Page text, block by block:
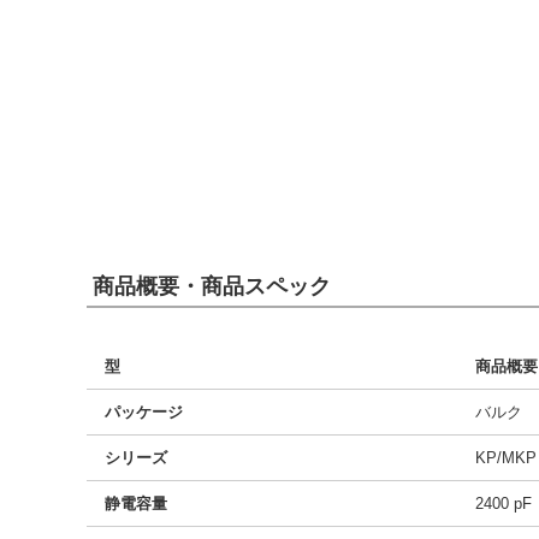
商品概要・商品スペック
型 商品概要
パッケージ バルク
シリーズ KP/
静電容量 2400 pF